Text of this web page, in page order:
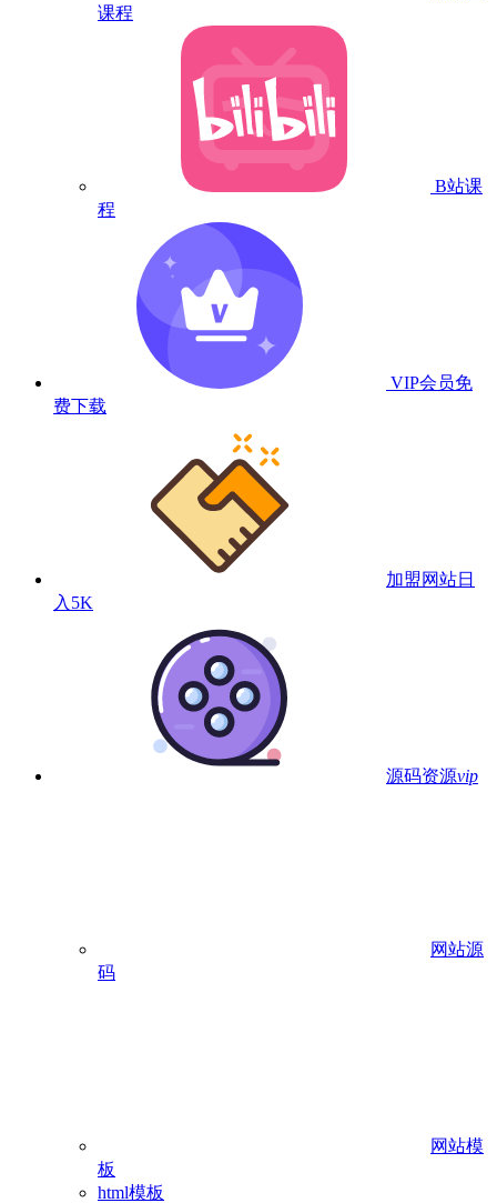
课程
B站课
程
VIP会员免
费下载
加盟网站日
入5K
源码资源vip
网站源
码
网站模
板
html模板